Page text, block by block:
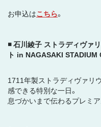
お申込はこちら。
◾️ 石川綾子 ストラディヴァ
ト in NAGASAKI STADIUM
1711年製ストラディヴァリ
感できる特別な一日。
息づかいまで伝わるプレミ